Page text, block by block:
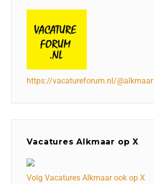
https://vacatureforum.nl/@alkmaar
Vacatures Alkmaar op X
Volg Vacatures Alkmaar ook op X